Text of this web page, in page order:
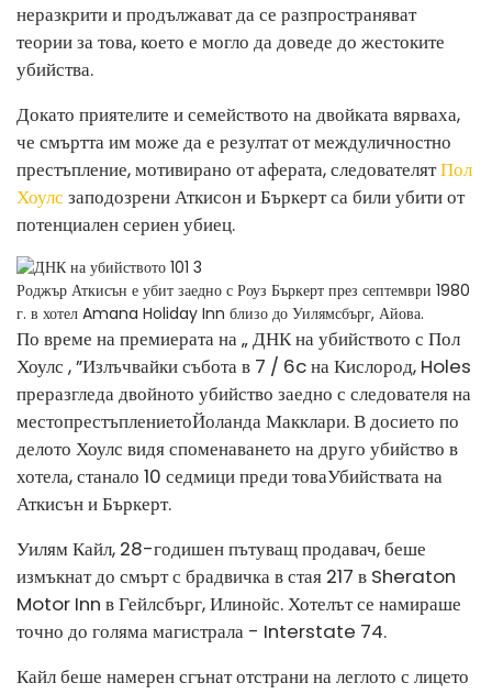
неразкрити и продължават да се разпространяват
теории за това, което е могло да доведе до жестоките
убийства.
Докато приятелите и семейството на двойката вярваха,
че смъртта им може да е резултат от междуличностно
престъпление, мотивирано от аферата, следователятПол
Хоулс заподозрени Аткисон и Бъркерт са били убити от
потенциален сериен убиец.
Роджър Аткисън е убит заедно с Роуз Бъркерт през септември 1980
г. в хотел Amana Holiday Inn близо до Уилямсбърг, Айова.
По време на премиерата на „ ДНК на убийството с Пол
Хоулс , ”Излъчвайки събота в 7 / 6c на Кислород, Holes
преразгледа двойното убийство заедно с следователя на
местопрестъплениетоЙоланда Макклари. В досието по
делото Хоулс видя споменаването на друго убийство в
хотела, станало 10 седмици преди товаУбийствата на
Аткисън и Бъркерт.
Уилям Кайл, 28-годишен пътуващ продавач, беше
измъкнат до смърт с брадвичка в стая 217 в Sheraton
Motor Inn в Гейлсбърг, Илинойс. Хотелът се намираше
точно до голяма магистрала - Interstate 74.
Кайл беше намерен сгънат отстрани на леглото с лицето